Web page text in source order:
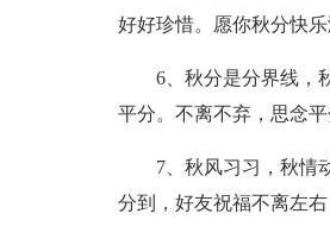
好好珍惜。愿你秋分快乐
6、秋分是分界线，
平分。不离不弃，思念
7、秋风习习，秋情
分到，好友祝福不离左